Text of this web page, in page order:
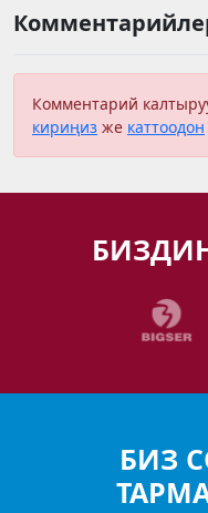
Комментарий
кириңиз же каттоодон
БИЗ